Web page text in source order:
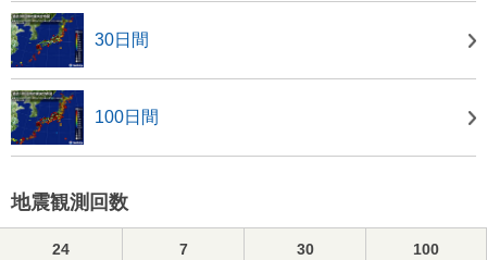
30日間
100日間
地震観測回数
24
7
30
100